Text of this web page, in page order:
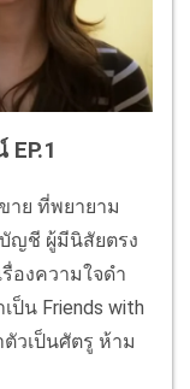
EP.1
าย ที่พยายาม
บัญชี ผู้มีนิสัยตรง
องความใจดำ
น Friends with
ตัวเป็นศัตรู ห้าม